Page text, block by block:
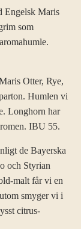
Engelsk Maris
som
Otter, Rye,
Humlen vi
Longhorn har
IBU 55.
de Bayerska
och Styrian
malt får vi en
smyger vi i
citrus-